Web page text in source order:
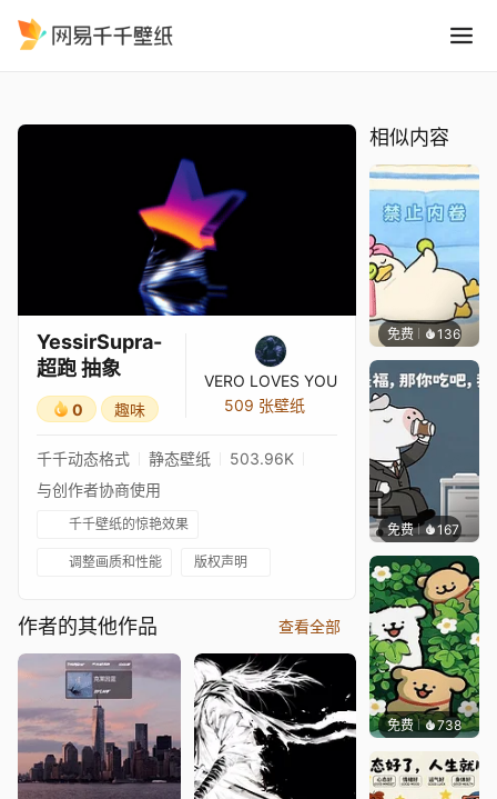
YessirSupra-
超跑 抽象
0 趣味
VERO LOVES YOU
509 张壁纸
千千动态格式 静态壁纸
503.96K
与创作者协商使用
千千壁纸的惊艳效果
调整画质和性能 版权声明
作者的其他作品 查看全部
相似内容
免费 136渔小小
免费 167渔小小
免费 738渔小小